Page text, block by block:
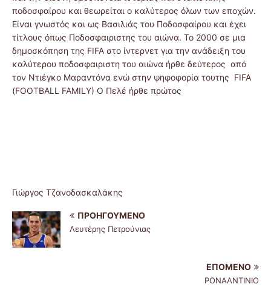
ποδοσφαίρου και θεωρείται ο καλύτερος όλων των εποχών.
Είναι γνωστός και ως Βασιλιάς του Ποδοσφαίρου και έχει
τίτλους όπως Ποδοσφαιριστης του αιώνα. Το 2000 σε μια
δημοσκόπηση της FIFA στο ίντερνετ για την ανάδειξη του
καλύτερου ποδοσφαιριστη του αιώνα ήρθε δεύτερος από
τον Ντιέγκο Μαραντόνα ενώ στην ψηφοφορία τουτης FIFA
(FOOTBALL FAMILY) Ο Πελέ ήρθε πρώτος
Γιώργος Τζανοδασκαλάκης
ΠΡΟΗΓΟΎΜΕΝΟ
Λευτέρης Πετρούνιας
ΕΠΌΜΕΝΟ
ΡΟΝΑΛΝΤΙΝΙΟ